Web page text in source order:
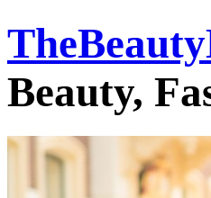
Beauty,